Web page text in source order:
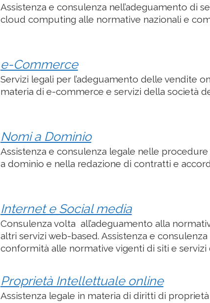
Assistenza e consulenza nell’adeguamento di
cloud computing alle normative nazionali e
e-Commerce
Servizi legali per l’adeguamento delle vendite
materia di e-commerce e servizi della società
Nomi a Dominio
Assistenza e consulenza legale nelle
a dominio e nella redazione di contratti e
Internet e Social media
Consulenza volta all’adeguamento alla
altri servizi web-based. Assistenza e
conformità alle normative vigenti di siti e servizi
Proprietà Intellettuale online
Assistenza legale in materia di diritti di